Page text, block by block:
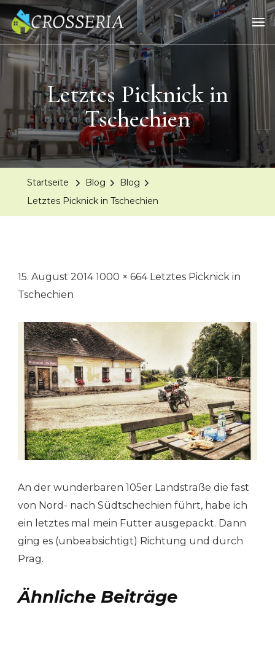
Eine Heizungssanierung ist
eine große Investition
In diesem Beitrag erfahren Sie, worauf Sie bei einer
Heizungssanierung achten müssen.
Letztes Picknick in
Tschechien
Startseite Blog
Blog
Letztes Picknick in Tschechien
15. August 2014 1000 × 664 Letztes Picknick in
Tschechien
An der wunderbaren 105er Landstraße die fast
von Nord- nach Südtschechien führt, habe ich
ein letztes mal mein Futter ausgepackt. Dann
ging es (unbeabsichtigt) Richtung und durch
Prag.
Ähnliche Beiträge